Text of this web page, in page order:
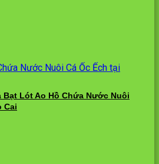
Bạt Lót Ao Hồ Chứa Nước Nuôi
Cai